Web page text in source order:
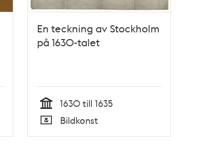
En teckning av Stockholm
på 1630-talet
Tid
1630 till 1635
Bildkonst